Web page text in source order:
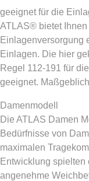
geeignet für die
ATLAS® bietet
Einlagenversorgung
Einlagen. Die hier
Regel 112-191 für
geeignet.
Damenmodell
Die ATLAS Damen
Bedürfnisse von
maximalen
Entwicklung spielten
angenehme